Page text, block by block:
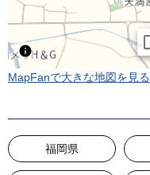
MapFanで大きな地図を見る
福岡県